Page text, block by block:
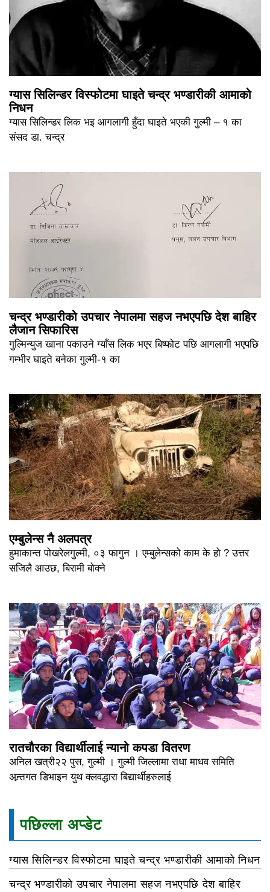
ग्यास सिलिन्डर विस्फोटमा घाइते चन्द्र भण्डारीकी आमाको
निधन
ग्यास सिलिन्डर लिक भइ आगलागी हुँदा घाइते भएकी गुल्मी – १ का
संसद डा. चन्द्र
चन्द्र भण्डारीको उपचार नेपालमा सहज नभएपछि देश बाहिर
लैजान सिफारिस
गुल्मिन्युज खाना पकाउने ग्याँस लिक भएर बिष्फोट पछि आगलागी भएपछि
गम्भीर घाइते बनेका गुल्मी-१ का
एम्बुलेन्स नै अलपत्र
हुमाकान्त पोखरेलगुल्मी, ०३ फागुन । एम्बुलेन्सको काम के हो ? उत्तर
सजिलै आउछ, बिरामी बोक्ने
रातचौरका विद्यार्थीलाई न्यानो कपडा वितरण
अनिल खत्री२२ पुस, गुल्मी । गुल्मी जिल्लामा राधा माधव समिति
अन्र्तगत डिभाइन युथ क्लवद्धारा बिद्यार्थीहरुलाई
पछिल्ला अप्डेट
ग्यास सिलिन्डर विस्फोटमा घाइते चन्द्र भण्डारीकी आमाको निधन
चन्द्र भण्डारीको उपचार नेपालमा सहज नभएपछि देश बाहिर